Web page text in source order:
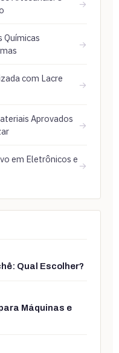
→
Químicas
→
com Lacre
→
Aprovados
→
em Eletrônicos e
→
Qual Escolher?
Máquinas e